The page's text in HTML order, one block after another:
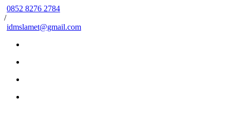
0852 8276 2784
/
idmslamet@gmail.com